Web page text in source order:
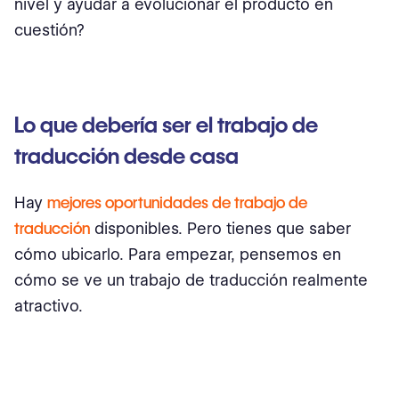
nivel y ayudar a evolucionar el producto en
cuestión?
Lo que debería ser el trabajo de
traducción desde casa
Hay mejores oportunidades de trabajo de
traducción disponibles. Pero tienes que saber
cómo ubicarlo. Para empezar, pensemos en
cómo se ve un trabajo de traducción realmente
atractivo.